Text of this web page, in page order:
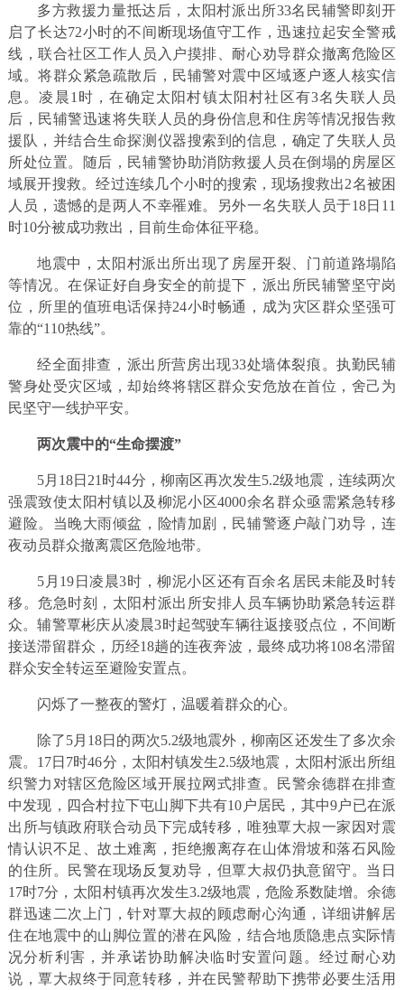
多方救援力量抵达后，太阳村派出所33名民辅警即刻开
启了长达72小时的不间断现场值守工作，迅速拉起安全警戒
线，联合社区工作人员入户摸排、耐心劝导群众撤离危险区
域。将群众紧急疏散后，民辅警对震中区域逐户逐人核实信
息。凌晨1时，在确定太阳村镇太阳村社区有3名失联人员
后，民辅警迅速将失联人员的身份信息和住房等情况报告救
援队，并结合生命探测仪器搜索到的信息，确定了失联人员
所处位置。随后，民辅警协助消防救援人员在倒塌的房屋区
域展开搜救。经过连续几个小时的搜索，现场搜救出2名被困
人员，遗憾的是两人不幸罹难。另外一名失联人员于18日11
时10分被成功救出，目前生命体征平稳。
地震中，太阳村派出所出现了房屋开裂、门前道路塌陷
等情况。在保证好自身安全的前提下，派出所民辅警坚守岗
位，所里的值班电话保持24小时畅通，成为灾区群众坚强可
靠的“110热线”。
经全面排查，派出所营房出现33处墙体裂痕。执勤民辅
警身处受灾区域，却始终将辖区群众安危放在首位，舍己为
民坚守一线护平安。
两次震中的“生命摆渡”
5月18日21时44分，柳南区再次发生5.2级地震，连续两次
强震致使太阳村镇以及柳泥小区4000余名群众亟需紧急转移
避险。当晚大雨倾盆，险情加剧，民辅警逐户敲门劝导，连
夜动员群众撤离震区危险地带。
5月19日凌晨3时，柳泥小区还有百余名居民未能及时转
移。危急时刻，太阳村派出所安排人员车辆协助紧急转运群
众。辅警覃彬庆从凌晨3时起驾驶车辆往返接驳点位，不间断
接送滞留群众，历经18趟的连夜奔波，最终成功将108名滞留
群众安全转运至避险安置点。
闪烁了一整夜的警灯，温暖着群众的心。
除了5月18日的两次5.2级地震外，柳南区还发生了多次余
震。17日7时46分，太阳村镇发生2.5级地震，太阳村派出所组
织警力对辖区危险区域开展拉网式排查。民警余德群在排查
中发现，四合村拉下屯山脚下共有10户居民，其中9户已在派
出所与镇政府联合动员下完成转移，唯独覃大叔一家因对震
情认识不足、故土难离，拒绝搬离存在山体滑坡和落石风险
的住所。民警在现场反复劝导，但覃大叔仍执意留守。当日
17时7分，太阳村镇再次发生3.2级地震，危险系数陡增。余德
群迅速二次上门，针对覃大叔的顾虑耐心沟通，详细讲解居
住在地震中的山脚位置的潜在风险，结合地质隐患点实际情
况分析利害，并承诺协助解决临时安置问题。经过耐心劝
说，覃大叔终于同意转移，并在民警帮助下携带必要生活用